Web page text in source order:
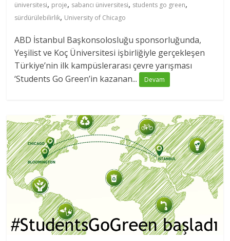
üniversitesi, proje, sabancı üniversitesi, students go green,
sürdürülebilirlik, University of Chicago
ABD İstanbul Başkonsolosluğu sponsorluğunda,
Yeşilist ve Koç Üniversitesi işbirliğiyle gerçekleşen
Türkiye’nin ilk kampüslerarası çevre yarışması
‘Students Go Green’in kazanan...
Devam